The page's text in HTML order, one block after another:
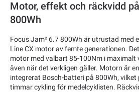
Motor, effekt och räckvidd
800Wh
Focus Jam² 6.7 800Wh är utrustad med
Line CX motor av femte generationen.
motor med valbart 85-100Nm i maximalt
även när det verkligen gäller. Motorn är
integrerat Bosch-batteri på 800Wh, vilket
timmar cykling för medelcyklisten.